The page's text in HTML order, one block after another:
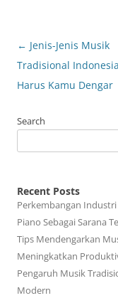
Post
navigation
← Jenis-Jenis Musik
Tradisional
Harus Kamu Dengar
Search
Recent Posts
Perkembangan
Piano Sebagai Sarana
Tips Mendengarkan
Meningkatkan
Pengaruh Musik
Modern